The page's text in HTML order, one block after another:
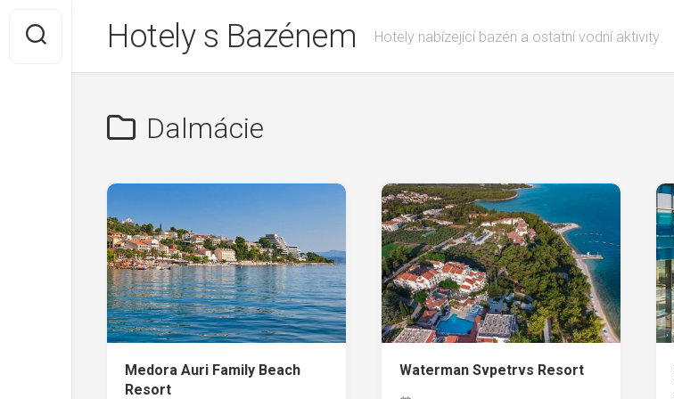
content
Hotely s Bazénem Hotely nabízející bazén a ostatní vodní aktivity
Dalmácie
Medora Auri Family Beach
Resort
Waterman Svpetrvs Resort